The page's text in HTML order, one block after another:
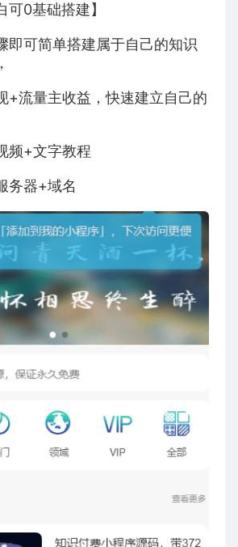
可0基础搭建】
即可简单搭建属于自己的知识
+流量主收益，快速建立自己的
频+文字教程
务器+域名